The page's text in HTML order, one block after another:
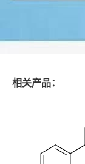
相关产品：